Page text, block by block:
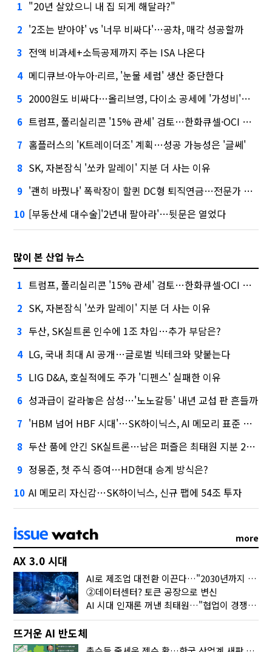
1 "20년 살았으니 내 집 되게 해달라?"
2 '2조는 받아야' vs '너무 비싸다'…공차, 매각 성공할까
3 전액 비과세+소득공제까지 주는 ISA 나온다
4 메디큐브·아누아·리르, '눈물 세럼' 생산 중단한다
5 2000원도 비싸다…올리브영, 다이소 공세에 '가성비'로 맞불
6 트럼프, 폴리실리콘 '15% 관세' 검토…한화큐셀·OCI 영향은?
7 홈플러스의 'K트레이더조' 계획…성공 가능성은 '글쎄'
8 SK, 자본잠식 '쏘카 말레이' 지분 더 사는 이유
9 '괜히 바꿨나' 폭락장이 할퀸 DC형 퇴직연금…전문가 조언은
10 [부동산세 대수술]'2년내 팔아라'…뒷문은 열었다
많이 본 산업 뉴스
1 트럼프, 폴리실리콘 '15% 관세' 검토…한화큐셀·OCI 영향은?
2 SK, 자본잠식 '쏘카 말레이' 지분 더 사는 이유
3 두산, SK실트론 인수에 1조 차입…추가 부담은?
4 LG, 국내 최대 AI 공개…글로벌 빅테크와 맞붙는다
5 LIG D&A, 호실적에도 주가 '디펜스' 실패한 이유
6 성과급이 갈라놓은 삼성…'노노갈등' 내년 교섭 판 흔들까
7 'HBM 넘어 HBF 시대'…SK하이닉스, AI 메모리 표준 선점 나섰다
8 두산 품에 안긴 SK실트론…남은 퍼즐은 최태원 지분 29.4%
9 정몽준, 첫 주식 증여…HD현대 승계 방식은?
10 AI 메모리 자신감…SK하이닉스, 신규 팹에 54조 투자
more
AX 3.0 시대
AI로 제조업 대전환 이끈다…"2030년까지 민관합동 20조 투자"
②데이터센터? 토큰 공장으로 변신
AI 시대 인재론 꺼낸 최태원…"협업이 경쟁력"
뜨거운 AI 반도체